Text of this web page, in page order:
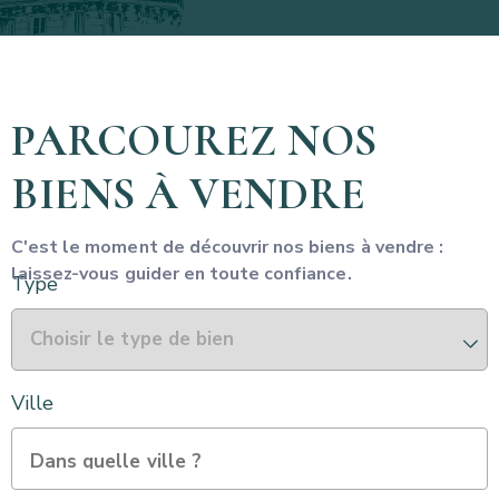
Type
Ville
PARCOUREZ NOS
BIENS À VENDRE
C'est le moment de découvrir nos biens à vendre :
laissez-vous guider en toute confiance.